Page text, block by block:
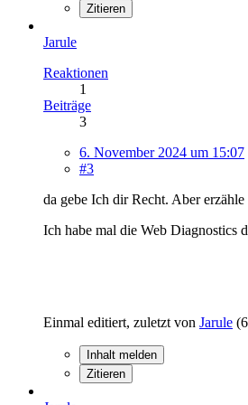
Zitieren
Jarule
Reaktionen
1
Beiträge
3
6. November 2024 um 15:07
#3
da gebe Ich dir Recht. Aber erzähle
Ich habe mal die Web Diagnostics
Einmal editiert, zuletzt von Jarule (
Inhalt melden
Zitieren